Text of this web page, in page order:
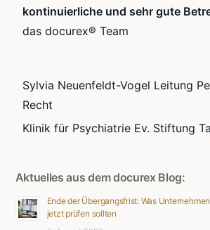
kontinuierliche und sehr gute
das docurex® Team
Sylvia Neuenfeldt-Vogel Leitung
Recht
Klinik für Psychiatrie Ev. Stiftung
Aktuelles aus dem docurex Blog:
Ende der Übergangsfrist: Was
jetzt prüfen sollten